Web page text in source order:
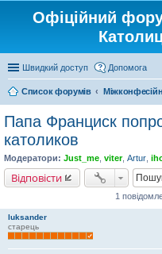
Офіційний
Швидкий доступ Допомога
Список форумів
Папа Франциск
католиков
Модератори: Just_me viter, Artur
Відповісти
1
luksander
старець